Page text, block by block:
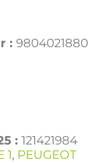
: 9804021880
: 121421984
1, PEUGEOT